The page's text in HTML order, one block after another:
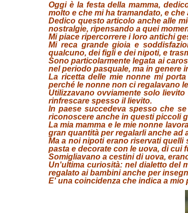
Oggi è la festa della mamma,
molto e che mi ha tramandato, e
Dedico questo articolo anche alle
nostralgie, ripensando a quei
Mi piace ripercorrere i loro antichi
Mi reca grande gioia e
qualcuno, dei figli e dei nipoti, e
Sono particolarmente legata ai
nel periodo pasquale, ma in genere
La ricetta delle mie nonne mi
perché le nonne non ci regalavano
Utilizzavano ovviamente solo
rinfrescare spesso il lievito.
In paese succedeva spesso che
riconoscere anche in questi piccoli
La mia mamma e le mie nonne
gran quantità per regalarli anche ad
Ma a noi nipoti erano riservati
pasta e decorate con le uova, di cui
Somigliavano a cestini di uova,
Un'ultima curiosità: nel dialetto del
regalato ai bambini anche per
E' una coincidenza che indica a